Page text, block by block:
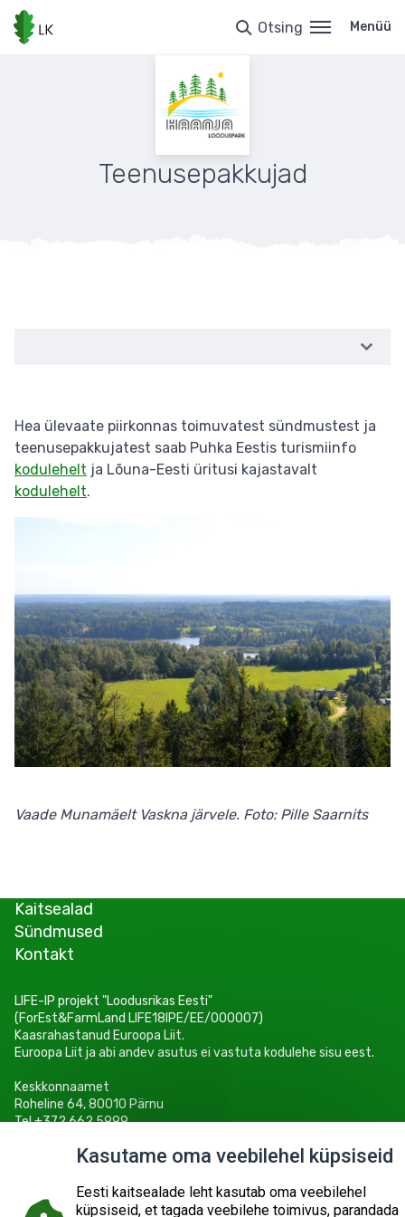
Liigu
edasi
põhisisu
Otsing Menüü
Teenusepakkujad
Hea ülevaate piirkonnas toimuvatest sündmustest ja
teenusepakkujatest saab Puhka Eestis turismiinfo
kodulehelt ja Lõuna-Eesti üritusi kajastavalt
kodulehelt.
Vaade Munamäelt Vaskna järvele. Foto: Pille Saarnits
Kaitsealad
Sündmused
Kontakt
LIFE-IP projekt "Loodusrikas Eesti"
(ForEst&FarmLand LIFE18IPE/EE/000007)
Kaasrahastanud Euroopa Liit.
Euroopa Liit ja abi andev asutus ei vastuta kodulehe sisu eest.
Keskkonnaamet
Roheline 64, 80010 Pärnu
Tel +372 662 5999
Kasutame oma veebilehel küpsiseid
Eesti kaitsealade leht kasutab oma veebilehel
küpsiseid, et tagada veebilehe toimivus, parandada